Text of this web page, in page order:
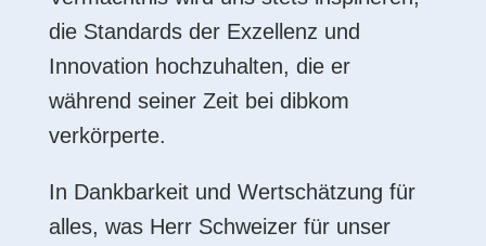
die Standards der Exzellenz und
Innovation hochzuhalten, die er
während seiner Zeit bei dibkom
verkörperte.
In Dankbarkeit und Wertschätzung für
alles, was Herr Schweizer für unser